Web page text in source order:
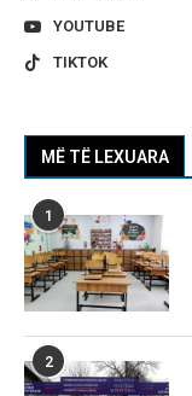
YOUTUBE
TIKTOK
MË TË LEXUARA
1
2